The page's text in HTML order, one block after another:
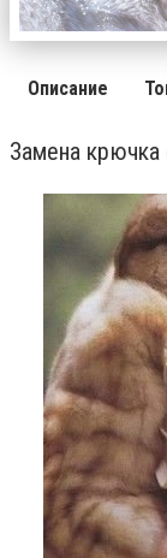
Описание
Замена крючка